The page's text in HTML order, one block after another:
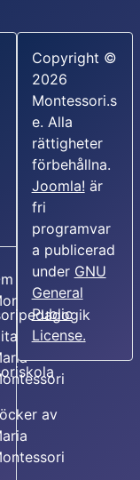
Maria
av
av
Copyright ©
2026
Montessori.s
e. Alla
rättigheter
förbehållna.
Joomla! är
fri
programvar
a publicerad
under GNU
General
Public
License.